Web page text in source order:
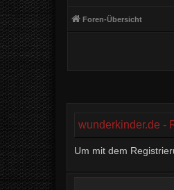
Foren-Übersicht
wunderkinder.de -
Um mit dem